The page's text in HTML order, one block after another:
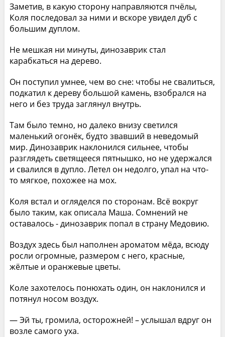
Заметив, в какую сторону направляются пчёлы,
Коля последовал за ними и вскоре увидел дуб с
большим дуплом.
Не мешкая ни минуты, динозаврик стал
карабкаться на дерево.
Он поступил умнее, чем во сне: чтобы не свалиться,
подкатил к дереву большой камень, взобрался на
него и без труда заглянул внутрь.
Там было темно, но далеко внизу светился
маленький огонёк, будто звавший в неведомый
мир. Динозаврик наклонился сильнее, чтобы
разглядеть светящееся пятнышко, но не удержался
и свалился в дупло. Летел он недолго, упал на что-
то мягкое, похожее на мох.
Коля встал и огляделся по сторонам. Всё вокруг
было таким, как описала Маша. Сомнений не
оставалось - динозаврик попал в страну Медовию.
Воздух здесь был наполнен ароматом мёда, всюду
росли огромные, размером с него, красные,
жёлтые и оранжевые цветы.
Коле захотелось понюхать один, он наклонился и
потянул носом воздух.
— Эй ты, громила, осторожней! – услышал вдруг он
возле самого уха.